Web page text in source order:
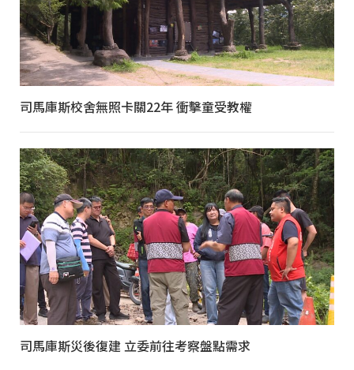
司馬庫斯校舍無照卡關22年 衝擊童受教權
司馬庫斯災後復建 立委前往考察盤點需求